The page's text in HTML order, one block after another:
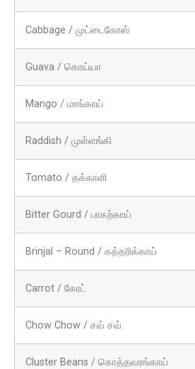
Cabbage / முட்டைகோஸ்
Guava / கொய்யா
Mango / மாங்காய்
Raddish / முள்ளங்கி
Tomato / தக்காளி
Bitter Gourd / பாகற்காய்
Brinjal – Round / கத்தரிக்காய்
Carrot / கேரட்
Chow Chow / சவ் சவ்
Cluster Beans / கொத்தவரங்காய்